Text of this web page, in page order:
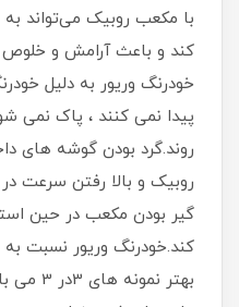
با مکعب روبیک می‌تواند
خودرنگ وريور به دلیل
پیدا نمی کنند ، پاک نمی
روند.گرد بودن گوشه های
روبیک و بالا رفتن سرعت
گیر بودن مکعب در حین
کند.خودرنگ وريور نسبت
بهتر